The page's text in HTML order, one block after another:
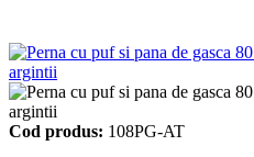
Cod produs: 108PG-AT